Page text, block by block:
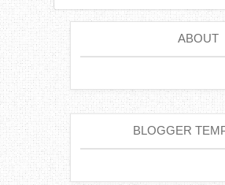
ABOUT
BLOGGER